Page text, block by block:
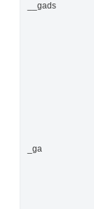
__gads
_ga